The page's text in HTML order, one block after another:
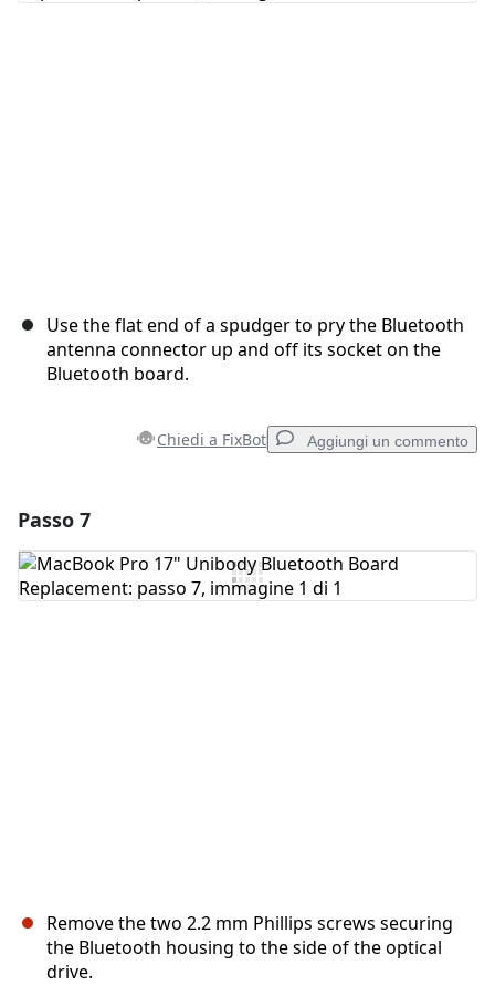
Use the flat end of a spudger to pry the Bluetooth
antenna connector up and off its socket on the
Bluetooth board.
Chiedi a FixBot Aggiungi un commento
Aggiungi Commento
Passo 7
Remove the two 2.2 mm Phillips screws securing
the Bluetooth housing to the side of the optical
drive.